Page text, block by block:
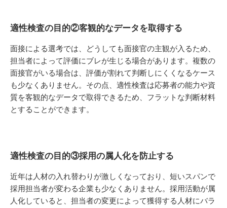
適性検査の目的②客観的なデータを取得する
面接による選考では、どうしても面接官の主観が入るため、
担当者によって評価にブレが生じる場合があります。複数の
面接官がいる場合は、評価が割れて判断しにくくなるケース
も少なくありません。その点、適性検査は応募者の能力や資
質を客観的なデータで取得できるため、フラットな判断材料
とすることができます。
適性検査の目的③採用の属人化を防止する
近年は人材の入れ替わりが激しくなっており、短いスパンで
採用担当者が変わる企業も少なくありません。採用活動が属
人化していると、担当者の変更によって獲得する人材にバラ